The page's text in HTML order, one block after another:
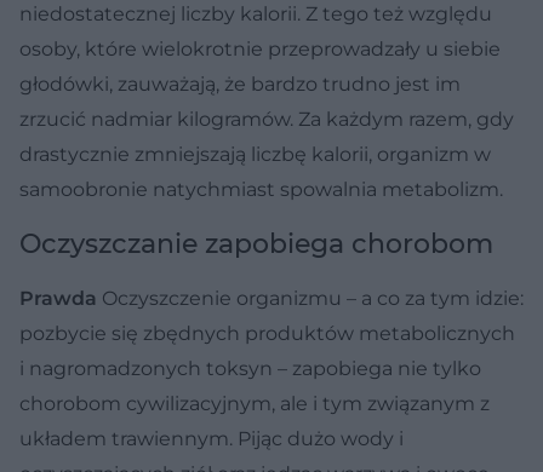
niedostatecznej liczby kalorii. Z tego też względu
osoby, które wielokrotnie przeprowadzały u siebie
głodówki, zauważają, że bardzo trudno jest im
zrzucić nadmiar kilogramów. Za każdym razem, gdy
drastycznie zmniejszają liczbę kalorii, organizm w
samoobronie natychmiast spowalnia metabolizm.
Oczyszczanie zapobiega chorobom
Prawda Oczyszczenie organizmu – a co za tym idzie:
pozbycie się zbędnych produktów metabolicznych
i nagromadzonych toksyn – zapobiega nie tylko
chorobom cywilizacyjnym, ale i tym związanym z
układem trawiennym. Pijąc dużo wody i